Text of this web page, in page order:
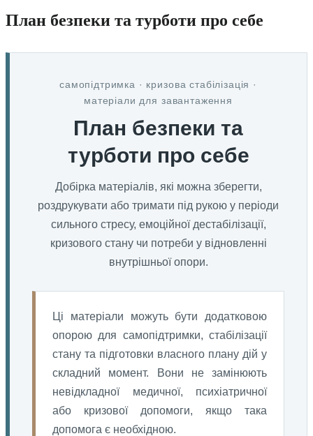
План безпеки та турботи про себе
самопідтримка · кризова стабілізація ·
матеріали для завантаження
План безпеки та
турботи про себе
Добірка матеріалів, які можна зберегти,
роздрукувати або тримати під рукою у періоди
сильного стресу, емоційної дестабілізації,
кризового стану чи потреби у відновленні
внутрішньої опори.
Ці матеріали можуть бути додатковою
опорою для самопідтримки, стабілізації
стану та підготовки власного плану дій у
складний момент. Вони не замінюють
невідкладної медичної, психіатричної
або кризової допомоги, якщо така
допомога є необхідною.